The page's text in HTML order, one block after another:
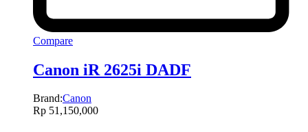
Compare
Canon iR 2625i DADF
Brand:Canon
Rp 51,150,000